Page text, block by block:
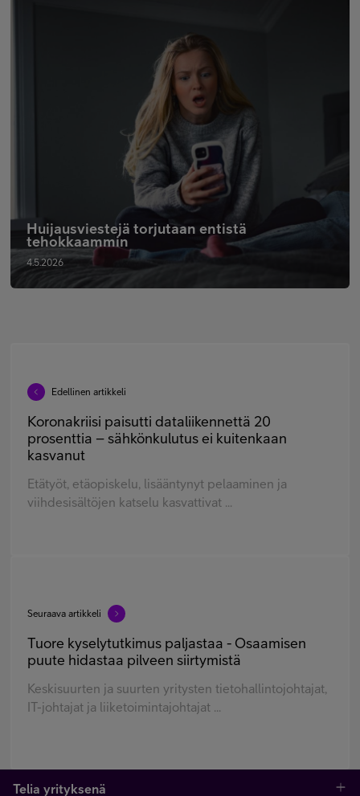
Huijausviestejä torjutaan entistä
tehokkaammin
4.5.2026
Edellinen artikkeli
Koronakriisi paisutti dataliikennettä 20
prosenttia – sähkönkulutus ei kuitenkaan
kasvanut
Etätyöt, etäopiskelu, lisääntynyt pelaaminen ja
viihdesisältöjen katselu kasvattivat ...
Seuraava artikkeli
Tuore kyselytutkimus paljastaa - Osaamisen
puute hidastaa pilveen siirtymistä
Keskisuurten ja suurten yritysten tietohallintojohtajat,
IT-johtajat ja liiketoimintajohtajat ...
Telia yrityksenä